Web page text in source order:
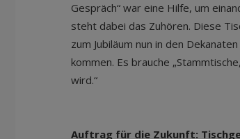
Gespräch“ war eine Hilfe, um
steht dabei das Zuhören. Diese
zum Jubiläum nun in den
kommen. Es brauche
wird.“
Auftrag für die Zukunft: